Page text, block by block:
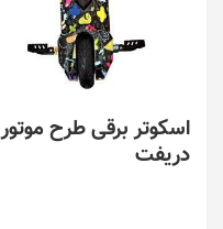
اسکوتر برقی طرح موتور
دریفت